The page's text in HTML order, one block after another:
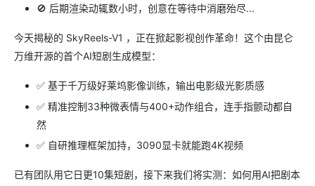
🚫 后期渲染动辄数小时，创意在等待中消磨殆尽...
今天揭秘的 SkyReels-V1 ，正在掀起影视创作革命！这个由昆仑
万维开源的首个AI短剧生成模型：
✅ 基于千万级好莱坞影像训练，输出电影级光影质感
✅ 精准控制33种微表情与400+动作组合，连手指颤动都自
然
✅ 自研推理框架加持，3090显卡就能跑4K视频
已有团队用它日更10集短剧，接下来我们将实测：如何用AI把剧本